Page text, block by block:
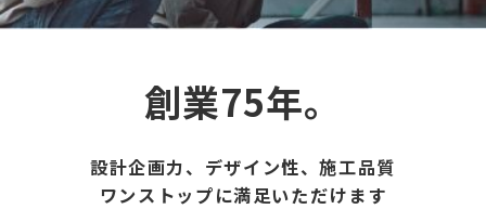
創業75年。
設計企画力、デザイン性、施工品質
ワンストップに満足いただけます